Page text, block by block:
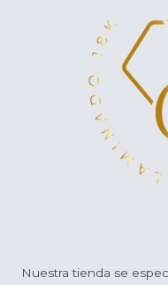
Nuestra tienda se